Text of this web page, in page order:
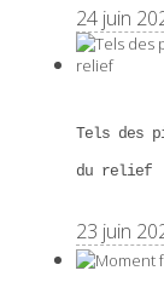
24 juin
Tels des
du relief
23 juin